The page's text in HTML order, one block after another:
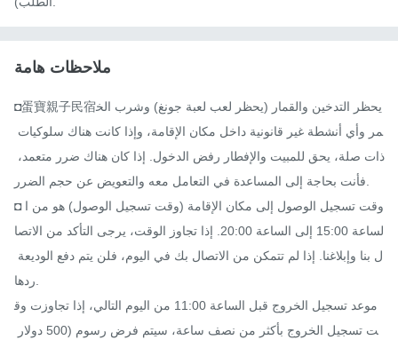
ملاحظات هامة
◘蛋寶親子民宿يحظر التدخين والقمار (يحظر لعب لعبة جونغ) وشرب الخ
فأنت بحاجة إلى المساعدة في التعامل معه والتعويض عن حجم الضرر.
◘ وقت تسجيل الوصول إلى مكان الإقامة (وقت تسجيل الوصول) هو من ا
لساعة 15:00 إلى الساعة 20:00. إذا تجاوز الوقت، يرجى التأكد من الاتصا
ردها.
موعد تسجيل الخروج قبل الساعة 11:00 من اليوم التالي، إذا تجاوزت وق